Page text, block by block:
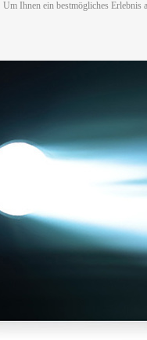
Um Ihnen ein bestmögliches Erlebnis